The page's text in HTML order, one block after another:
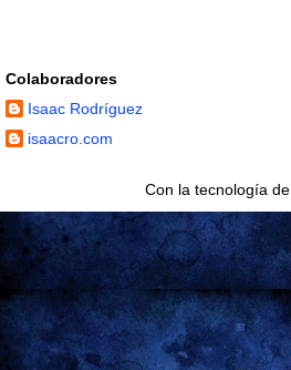
Colaboradores
Isaac Rodríguez
isaacro.com
Con la tecnología de